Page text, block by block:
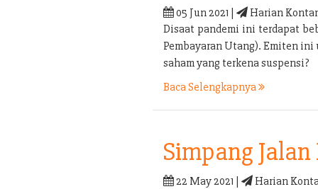
05 Jun 2021 |
Harian
Disaat pandemi ini terdapat
Pembayaran Utang). Emiten ini
saham yang terkena suspensi?
Baca Selengkapnya
Simpang
22 May 2021 |
Harian